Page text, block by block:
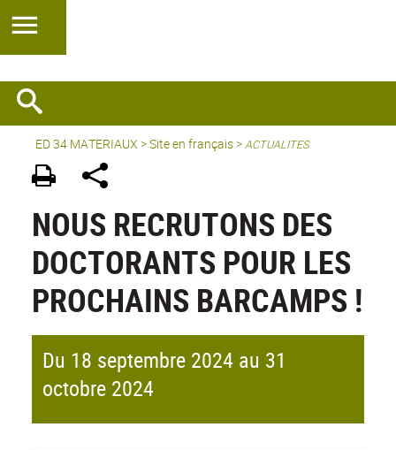
ED 34 MATERIAUX >Site en français>ACTUALITES
NOUS RECRUTONS DES
DOCTORANTS POUR LES
PROCHAINS BARCAMPS !
Du 18 septembre 2024 au 31
octobre 2024